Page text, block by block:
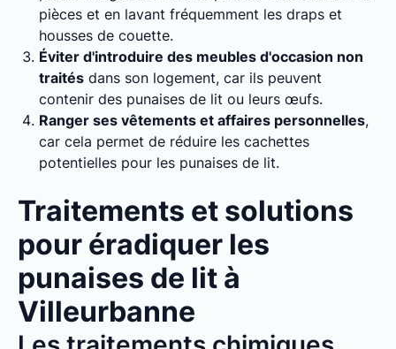
pièces et en lavant fréquemment les draps et
housses de couette.
Éviter d'introduire des meubles d'occasion non
traités dans son logement, car ils peuvent
contenir des punaises de lit ou leurs œufs.
Ranger ses vêtements et affaires personnelles,
car cela permet de réduire les cachettes
potentielles pour les punaises de lit.
Traitements et solutions
pour éradiquer les
punaises de lit à
Villeurbanne